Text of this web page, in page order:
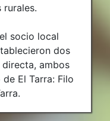
rurales.
socio local
dos
ambos
El Tarra: Filo